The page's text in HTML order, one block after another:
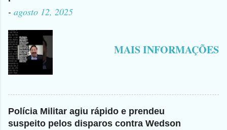
- agosto 12, 2025
MAIS INFORMAÇÕES
Polícia Militar agiu rápido e prendeu
suspeito pelos disparos contra Wedson